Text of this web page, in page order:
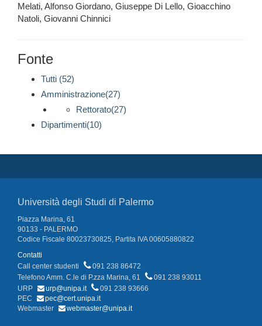
Melati, Alfonso Giordano, Giuseppe Di Lello, Gioacchino
Natoli, Giovanni Chinnici
Fonte
Tutti (52)
Amministrazione(27)
Rettorato(27)
Dipartimenti(10)
Università degli Studi di Palermo
Piazza Marina, 61
90133 - PALERMO
Codice Fiscale 80023730825, Partita IVA 00605880822
Contatti
Call center studenti
091 238 86472
Telefono Amm. C.le di P.zza Marina, 61
091 238 93011
URP
urp@unipa.it
091 238 93666
PEC
pec@cert.unipa.it
Webmaster
webmaster@unipa.it